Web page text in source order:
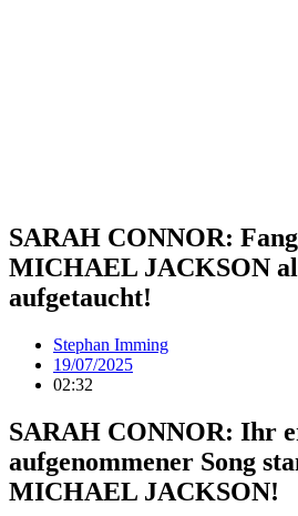
SARAH CONNOR:
MICHAEL JACKSON
aufgetaucht!
Stephan Imming
19/07/2025
02:32
SARAH CONNOR: Ihr
aufgenommener Song
MICHAEL JACKSON!